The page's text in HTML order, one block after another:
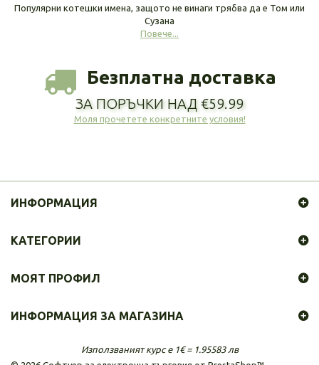
Популярни котешки имена, защото не винаги трябва да е Том или
Сузана
Повече...
Безплатна доставка
ЗА ПОРЪЧКИ НАД €59.99
Моля прочетете конкретните условия!
ИНФОРМАЦИЯ
КАТЕГОРИИ
МОЯТ ПРОФИЛ
ИНФОРМАЦИЯ ЗА МАГАЗИНА
Използваният курс е 1€ = 1.95583 лв